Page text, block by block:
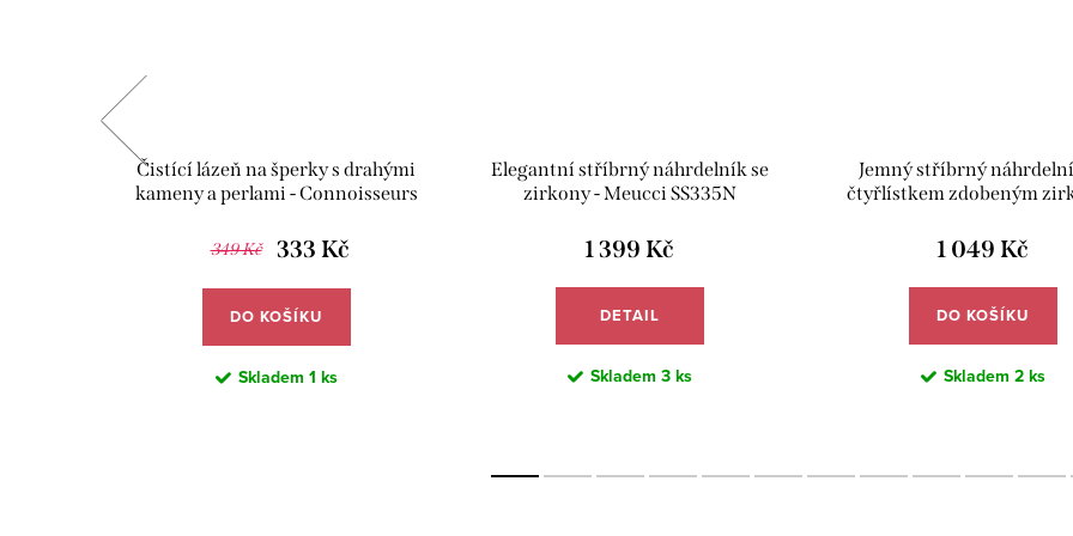
Čistící lázeň na šperky s drahými
kameny a perlami - Connoisseurs
349 Kč 333 Kč
DO KOŠÍKU
Skladem 1 ks
Elegantní stříbrný náhrdelník se
zirkony - Meucci SS335N
1 399 Kč
DETAIL
Skladem 3 ks
Jemný stříbrný
čtyřlístkem zdobeným
1 049 Kč
DO KOŠÍKU
Skladem 2 ks